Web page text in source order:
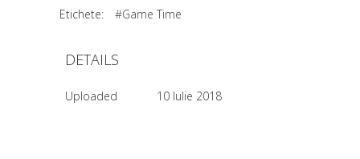
Etichete:
#Game Time
DETAILS
Uploaded 10 Iulie 2018